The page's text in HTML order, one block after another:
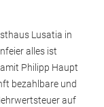
Lusatia in
alles ist
Philipp Haupt
bezahlbare und
auf